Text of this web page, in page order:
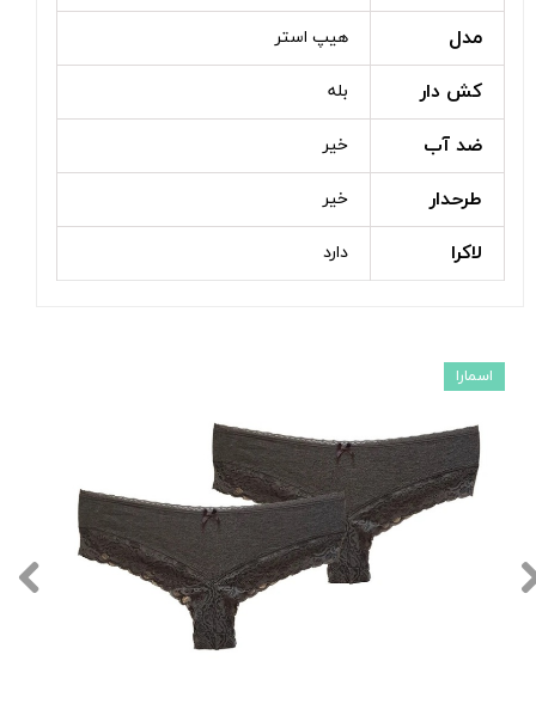
مدل هیپ استر
کش دار بله
ضد آب خیر
طرحدار خیر
لاکرا دارد
اسمارا